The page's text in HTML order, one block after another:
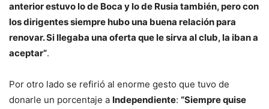
anterior estuvo lo de Boca y lo de Rusia también, pero con
los dirigentes siempre hubo una buena relación para
renovar. Si llegaba una oferta que le sirva al club, la iban a
aceptar”.
Por otro lado se refirió al enorme gesto que tuvo de
donarle un porcentaje a Independiente: “Siempre quise